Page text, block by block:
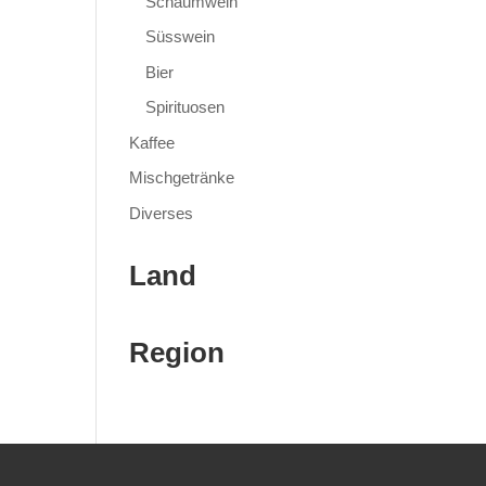
Süsswein
Bier
Spirituosen
Kaffee
Mischgetränke
Diverses
Land
Region